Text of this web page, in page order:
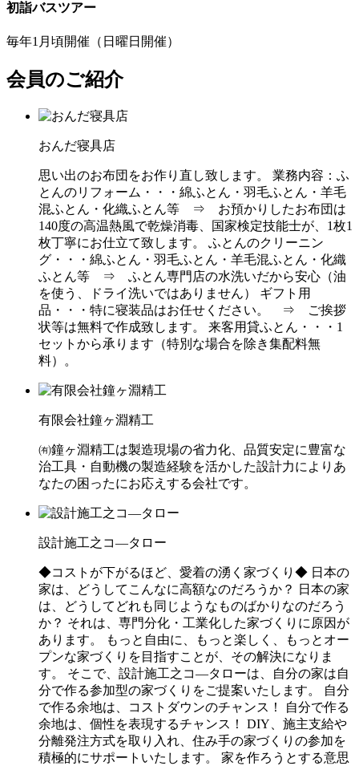
初詣バスツアー
毎年1月頃開催（日曜日開催）
会員のご紹介
おんだ寝具店
思い出のお布団をお作り直し致します。 業務内容：ふ
とんのリフォーム・・・綿ふとん・羽毛ふとん・羊毛
混ふとん・化織ふとん等 ⇒ お預かりしたお布団は
140度の高温熱風で乾燥消毒、国家検定技能士が、1枚1
枚丁寧にお仕立て致します。 ふとんのクリーニン
グ・・・綿ふとん・羽毛ふとん・羊毛混ふとん・化織
ふとん等 ⇒ ふとん専門店の水洗いだから安心（油
を使う、ドライ洗いではありません） ギフト用
品・・・特に寝装品はお任せください。 ⇒ ご挨拶
状等は無料で作成致します。 来客用貸ふとん・・・1
セットから承ります（特別な場合を除き集配料無
料）。
有限会社鐘ヶ淵精工
㈲鐘ヶ淵精工は製造現場の省力化、品質安定に豊富な
治工具・自動機の製造経験を活かした設計力によりあ
なたの困ったにお応えする会社です。
設計施工之コ―タロー
◆コストが下がるほど、愛着の湧く家づくり◆ 日本の
家は、どうしてこんなに高額なのだろうか？ 日本の家
は、どうしてどれも同じようなものばかりなのだろう
か？ それは、専門分化・工業化した家づくりに原因が
あります。 もっと自由に、もっと楽しく、もっとオー
プンな家づくりを目指すことが、その解決になりま
す。 そこで、設計施工之コ―タローは、自分の家は自
分で作る参加型の家づくりをご提案いたします。 自分
で作る余地は、コストダウンのチャンス！ 自分で作る
余地は、個性を表現するチャンス！ DIY、施主支給や
分離発注方式を取り入れ、住み手の家づくりの参加を
積極的にサポートいたします。 家を作ろうとする意思